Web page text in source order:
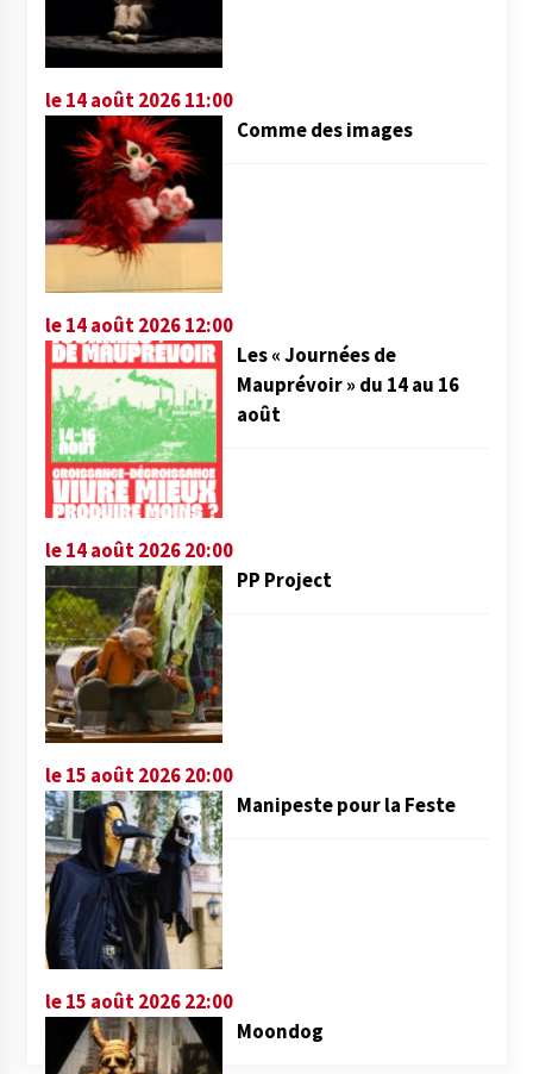
le 14 août 2026 11:00
Comme des images
le 14 août 2026 12:00
Les « Journées de
Mauprévoir » du 14 au 16
août
le 14 août 2026 20:00
PP Project
le 15 août 2026 20:00
Manipeste pour la Feste
le 15 août 2026 22:00
Moondog